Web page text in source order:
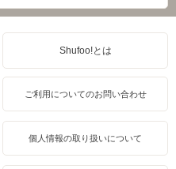
Shufoo!とは
ご利用についてのお問い合わせ
個人情報の取り扱いについて